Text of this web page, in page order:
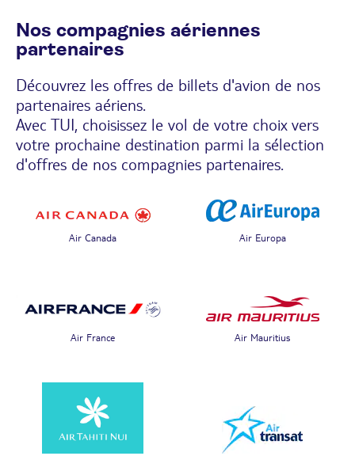
Nos compagnies aériennes
partenaires
Découvrez les offres de billets d'avion de nos
partenaires aériens.
Avec TUI, choisissez le vol de votre choix vers
votre prochaine destination parmi la sélection
d'offres de nos compagnies partenaires.
Air Canada Air Europa
Air France Air Mauritius